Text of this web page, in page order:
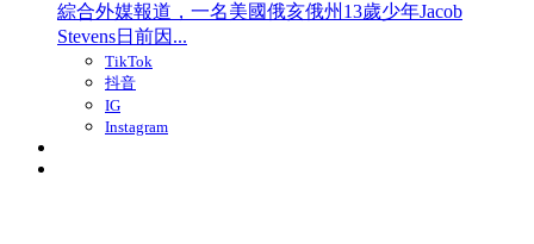
綜合外媒報道，一名美國俄亥俄州13歲少年Jacob
Stevens日前因...
TikTok
抖音
IG
Instagram